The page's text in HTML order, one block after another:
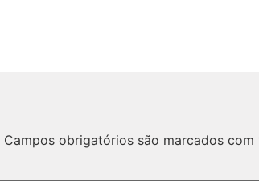
Campos obrigatórios são marcados com